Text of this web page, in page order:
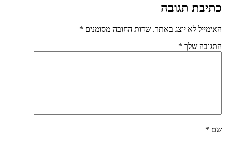
כתיבת תגובה
האימייל לא יוצג באתר. שדות החובה מסומנים *
התגובה שלך *
שם *